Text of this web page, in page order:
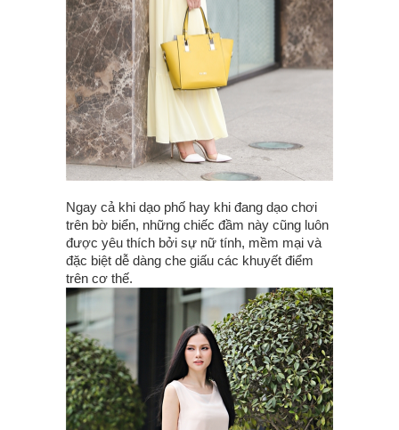
Ngay cả khi dạo phố hay khi đang dạo chơi
trên bờ biển, những chiếc đầm này cũng luôn
được yêu thích bởi sự nữ tính, mềm mại và
đặc biệt dễ dàng che giấu các khuyết điểm
trên cơ thế.